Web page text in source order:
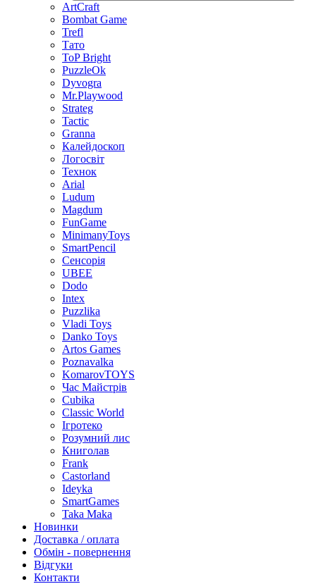
ArtCraft
Bombat Game
Trefl
Тато
ToP Bright
PuzzleOk
Dyvogra
Mr.Playwood
Strateg
Tactic
Granna
Калейдоскоп
Логосвіт
Технок
Arial
Ludum
Magdum
FunGame
MinimanyToys
SmartPencil
Сенсорія
UBEE
Dodo
Intex
Puzzlika
Vladi Toys
Danko Toys
Artos Games
Poznavalka
KomarovTOYS
Час Майстрів
Cubika
Classic World
Ігротеко
Розумний лис
Книголав
Frank
Castorland
Ideyka
SmartGames
Taka Maka
Новинки
Доставка / оплата
Обмін - повернення
Відгуки
Контакти